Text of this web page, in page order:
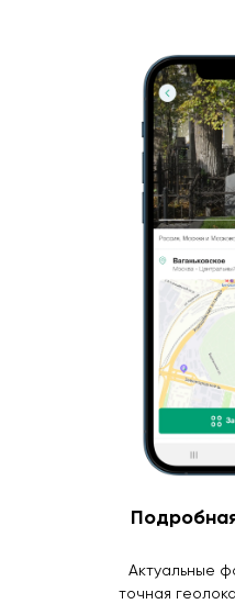
Актуальные
точная